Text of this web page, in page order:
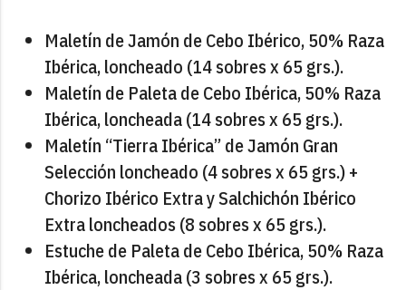
Maletín de Jamón de Cebo Ibérico, 50% Raza
Ibérica, loncheado (14 sobres x 65 grs.).
Maletín de Paleta de Cebo Ibérica, 50% Raza
Ibérica, loncheada (14 sobres x 65 grs.).
Maletín “Tierra Ibérica” de Jamón Gran
Selección loncheado (4 sobres x 65 grs.) +
Chorizo Ibérico Extra y Salchichón Ibérico
Extra loncheados (8 sobres x 65 grs.).
Estuche de Paleta de Cebo Ibérica, 50% Raza
Ibérica, loncheada (3 sobres x 65 grs.).